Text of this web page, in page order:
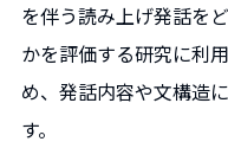
を伴う読み上げ発話を
かを評価する研究に利
め、発話内容や文構造
す。